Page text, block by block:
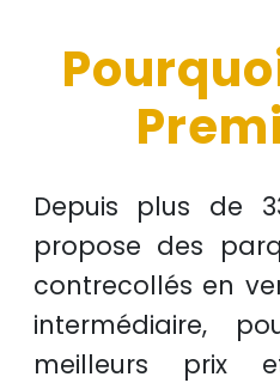
Depuis plus de
propose des
contrecollés en
intermédiaire,
meilleurs prix